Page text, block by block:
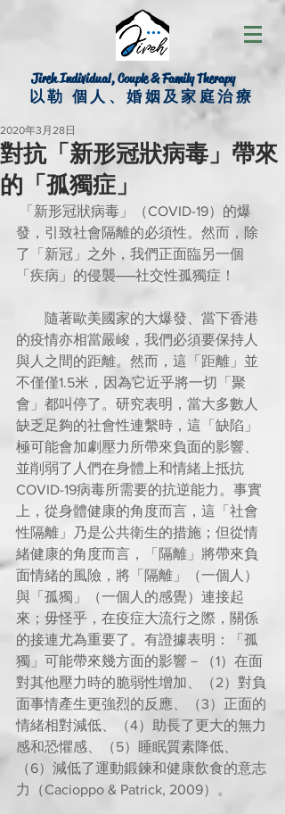
Jireh Individual, Couple & Family Therapy
以勒 個人、婚姻及家庭治療
對抗「新形冠狀病毒」帶來
的「孤獨症」
2020年3月28日
發，引致社會隔離的必須性。然而，除
了「新冠」之外，我們正面臨另一個
「疾病」的侵襲──社交性孤獨症！
的疫情亦相當嚴峻，我們必須要保持人
與人之間的距離。然而，這「距離」並
不僅僅1.5米，因為它近乎將一切「聚
會」都叫停了。研究表明，當大多數人
缺乏足夠的社會性連繫時，這「缺陷」
極可能會加劇壓力所帶來負面的影響、
並削弱了人們在身體上和情緒上抵抗
COVID-19病毒所需要的抗逆能力。事實
上，從身體健康的角度而言，這「社會
性隔離」乃是公共衛生的措施；但從情
緒健康的角度而言，「隔離」將帶來負
面情緒的風險，將「隔離」（一個人）
與「孤獨」（一個人的感覺）連接起
來；毋怪乎，在疫症大流行之際，關係
的接連尤為重要了。有證據表明：「孤
獨」可能帶來幾方面的影響－（1）在面
對其他壓力時的脆弱性增加、（2）對負
面事情產生更強烈的反應、（3）正面的
情緒相對減低、（4）助長了更大的無力
感和恐懼感、（5）睡眠質素降低、
（6）減低了運動鍛鍊和健康飲食的意志
力（Cacioppo & Patrick, 2009）。